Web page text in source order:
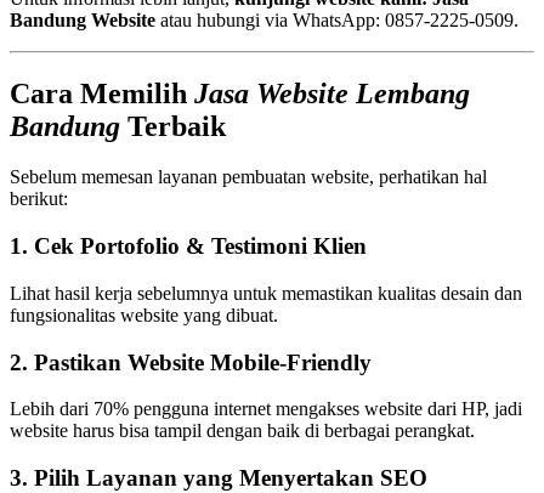
Bandung Website atau hubungi via WhatsApp: 0857-2225-0509.
Cara Memilih Jasa Website Lembang
Bandung Terbaik
Sebelum memesan layanan pembuatan website, perhatikan hal
berikut:
1. Cek Portofolio & Testimoni Klien
Lihat hasil kerja sebelumnya untuk memastikan kualitas desain dan
fungsionalitas website yang dibuat.
2. Pastikan Website Mobile-Friendly
Lebih dari 70% pengguna internet mengakses website dari HP, jadi
website harus bisa tampil dengan baik di berbagai perangkat.
3. Pilih Layanan yang Menyertakan SEO